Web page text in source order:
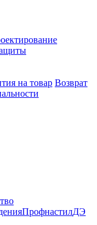
на товар Возврат
ПрофнастилДЭ